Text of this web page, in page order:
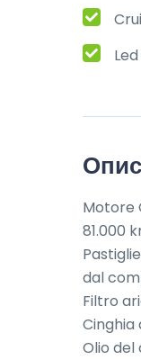
Motore
81.000
dal
Filtro
Cinghia
Olio